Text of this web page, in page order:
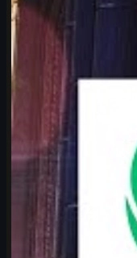
đoán cho fan CS2.
tháng 6 17, 2026